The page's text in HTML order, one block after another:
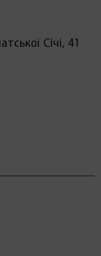
Січі, 41